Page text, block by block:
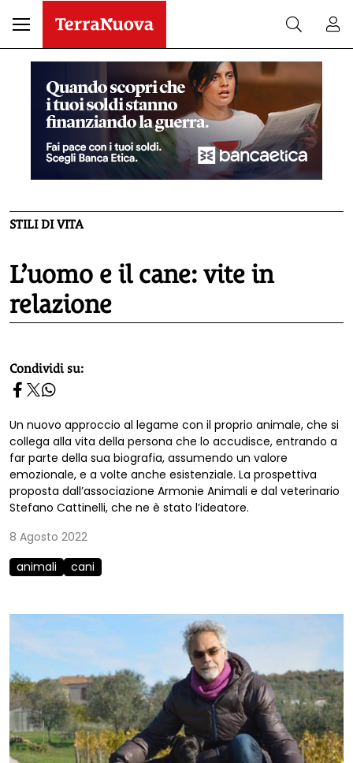
STILI DI VITA
L’uomo e il cane: vite in
relazione
homepage h2
Condividi su:
Un nuovo approccio al legame con il proprio animale, che si
collega alla vita della persona che lo accudisce, entrando a
far parte della sua biografia, assumendo un valore
emozionale, e a volte anche esistenziale. La prospettiva
proposta dall’associazione Armonie Animali e dal veterinario
Stefano Cattinelli, che ne è stato l’ideatore.
8 Agosto 2022
animali
cani